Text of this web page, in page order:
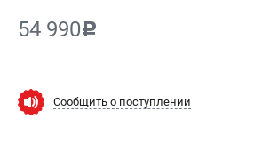
СЕРВИС
54 990c
Сообщить о поступлении